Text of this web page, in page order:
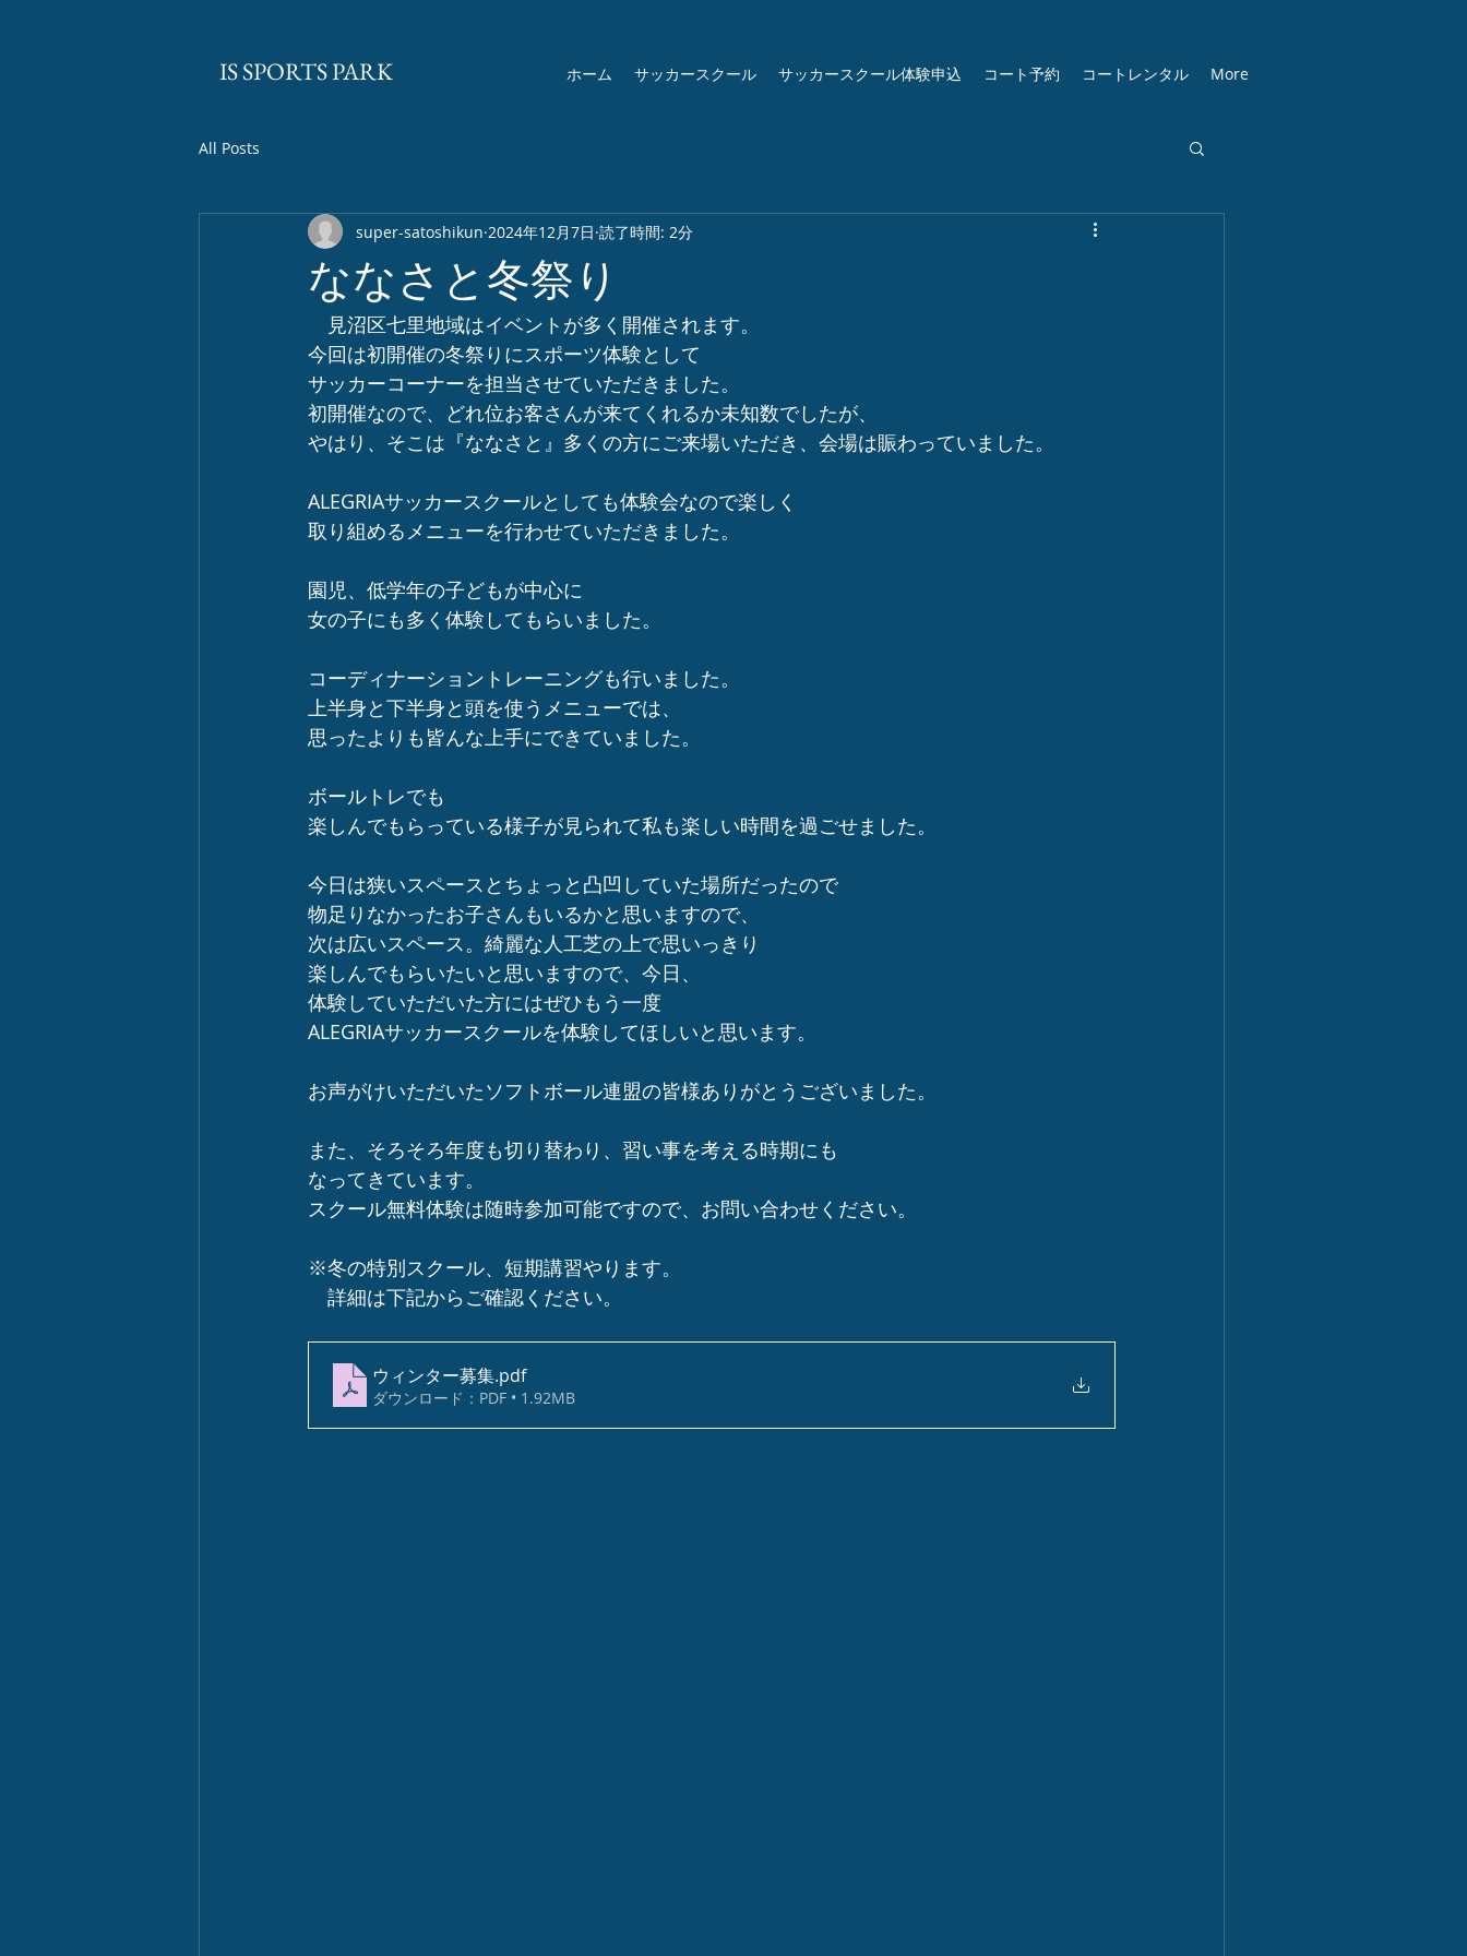
ホーム サッカースクール サッカースクール体験申込 コート予約 コートレンタル More
​IS SPORTS PARK
All Posts
ななさと冬祭り
super-satoshikun 2024年12月7日 読了時間: 2分
見沼区七里地域はイベントが多く開催されます。
今回は初開催の冬祭りにスポーツ体験として
サッカーコーナーを担当させていただきました。
初開催なので、どれ位お客さんが来てくれるか未知数でしたが、
やはり、そこは『ななさと』多くの方にご来場いただき、会場は賑わっていました。
ALEGRIAサッカースクールとしても体験会なので楽しく
取り組めるメニューを行わせていただきました。
園児、低学年の子どもが中心に
女の子にも多く体験してもらいました。
コーディナーショントレーニングも行いました。
上半身と下半身と頭を使うメニューでは、
思ったよりも皆んな上手にできていました。
ボールトレでも
楽しんでもらっている様子が見られて私も楽しい時間を過ごせました。
今日は狭いスペースとちょっと凸凹していた場所だったので
物足りなかったお子さんもいるかと思いますので、
次は広いスペース。綺麗な人工芝の上で思いっきり
楽しんでもらいたいと思いますので、今日、
体験していただいた方にはぜひもう一度
ALEGRIAサッカースクールを体験してほしいと思います。
お声がけいただいたソフトボール連盟の皆様ありがとうございました。
また、そろそろ年度も切り替わり、習い事を考える時期にも
なってきています。
スクール無料体験は随時参加可能ですので、お問い合わせください。
※冬の特別スクール、短期講習やります。
詳細は下記からご確認ください。
ウィンター募集.pdf
ダウンロード：PDF • 1.92MB